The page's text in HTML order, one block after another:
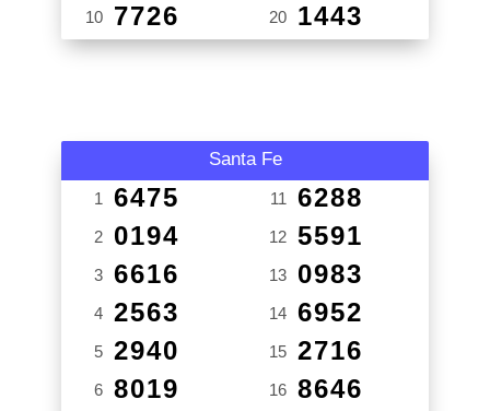
10 7726 20 1443
Santa Fe
1 6475
2 0194
3 6616
4 2563
5 2940
6 8019
11 6288
12 5591
13 0983
14 6952
15 2716
16 8646